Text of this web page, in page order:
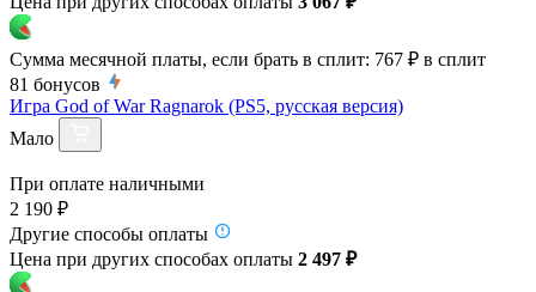
Сумма месячной платы, если брать в сплит: 767 ₽ в сплит
81 бонусов
Игра God of War Ragnarok (PS5, русская версия)
Мало
При оплате наличными
2 190 ₽
Другие способы оплаты
Цена при других способах оплаты 2 497 ₽